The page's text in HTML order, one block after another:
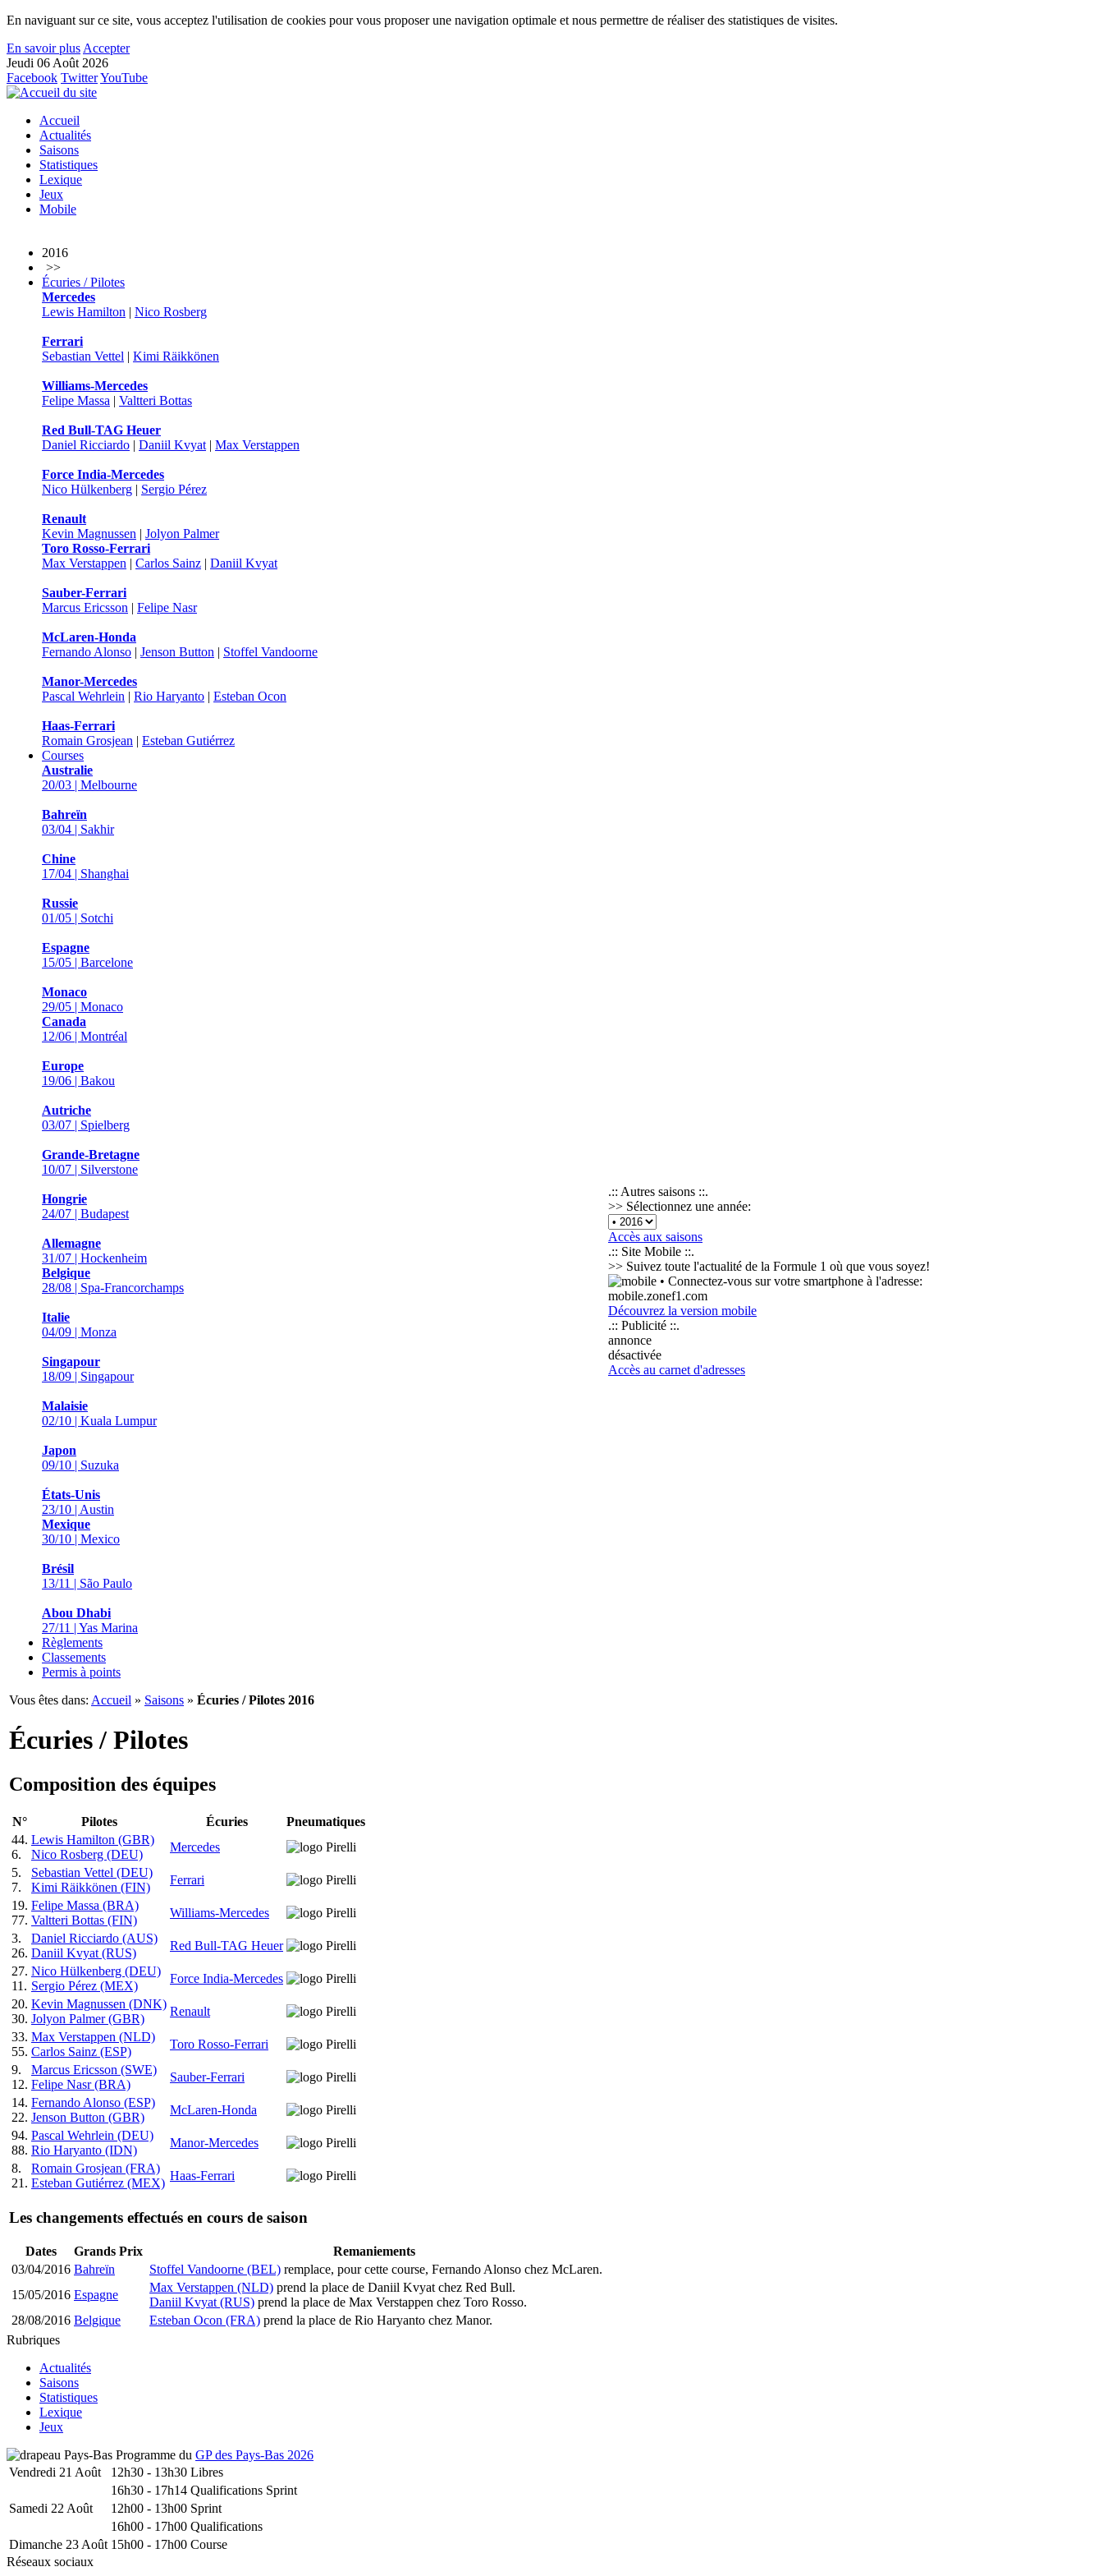
En naviguant sur ce site, vous acceptez l'utilisation de cookies pour vous proposer une navigation optimale et nous permettre de réaliser des statistiques de visites.
En savoir plus Accepter
Jeudi 06 Août 2026
Facebook TwitterYouTube
Accueil
Actualités
Saisons
Statistiques
Lexique
Jeux
Mobile
2016
>>
Écuries / Pilotes
Mercedes
Lewis Hamilton | Nico Rosberg
Ferrari
Sebastian Vettel | Kimi Räikkönen
Williams-Mercedes
Felipe Massa | Valtteri Bottas
Red Bull-TAG Heuer
Daniel Ricciardo | Daniil Kvyat | Max Verstappen
Force India-Mercedes
Nico Hülkenberg | Sergio Pérez
Renault
Kevin Magnussen | Jolyon Palmer
Toro Rosso-Ferrari
Max Verstappen | Carlos Sainz | Daniil Kvyat
Sauber-Ferrari
Marcus Ericsson | Felipe Nasr
McLaren-Honda
Fernando Alonso | Jenson Button | Stoffel Vandoorne
Manor-Mercedes
Pascal Wehrlein | Rio Haryanto | Esteban Ocon
Haas-Ferrari
Romain Grosjean | Esteban Gutiérrez
Courses
Australie
20/03 | Melbourne
Bahreïn
03/04 | Sakhir
Chine
17/04 | Shanghai
Russie
01/05 | Sotchi
Espagne
15/05 | Barcelone
Monaco
29/05 | Monaco
Canada
12/06 | Montréal
Europe
19/06 | Bakou
Autriche
03/07 | Spielberg
Grande-Bretagne
10/07 | Silverstone
Hongrie
24/07 | Budapest
Allemagne
31/07 | Hockenheim
Belgique
28/08 | Spa-Francorchamps
Italie
04/09 | Monza
Singapour
18/09 | Singapour
Malaisie
02/10 | Kuala Lumpur
Japon
09/10 | Suzuka
États-Unis
23/10 | Austin
Mexique
30/10 | Mexico
Brésil
13/11 | São Paulo
Abou Dhabi
27/11 | Yas Marina
Règlements
Classements
Permis à points
Vous êtes dans: Accueil » Saisons » Écuries / Pilotes 2016
Écuries / Pilotes
Composition des équipes
N° Pilotes Écuries
Pneumatiques
44.
6.
Lewis Hamilton (GBR)
Nico Rosberg (DEU)
Mercedes
5.
7.
Sebastian Vettel (DEU)
Kimi Räikkönen (FIN)
Ferrari
19.
77.
Felipe Massa (BRA)
Valtteri Bottas (FIN)
Williams-Mercedes
3.
26.
Daniel Ricciardo (AUS)
Daniil Kvyat (RUS)
Red Bull-TAG Heuer
27.
11.
Nico Hülkenberg (DEU)
Sergio Pérez (MEX)
Force India-Mercedes
20.
30.
Kevin Magnussen (DNK)
Jolyon Palmer (GBR)
Renault
33.
55.
Max Verstappen (NLD)
Carlos Sainz (ESP)
Toro Rosso-Ferrari
9.
12.
Marcus Ericsson (SWE)
Felipe Nasr (BRA)
Sauber-Ferrari
14.
22.
Fernando Alonso (ESP)
Jenson Button (GBR)
McLaren-Honda
94.
88.
Pascal Wehrlein (DEU)
Rio Haryanto (IDN)
Manor-Mercedes
8.
21.
Romain Grosjean (FRA)
Esteban Gutiérrez (MEX)
Haas-Ferrari
Les changements effectués en cours de saison
Dates Grands Prix
Remaniements
03/04/2016 Bahreïn Stoffel Vandoorne (BEL) remplace, pour cette course, Fernando Alonso chez McLaren.
15/05/2016 Espagne
Max Verstappen (NLD) prend la place de Daniil Kvyat chez Red Bull.
Daniil Kvyat (RUS) prend la place de Max Verstappen chez Toro Rosso.
28/08/2016 Belgique Esteban Ocon (FRA) prend la place de Rio Haryanto chez Manor.
.:: Autres saisons ::.
>> Sélectionnez une année:
Accès aux saisons
.:: Site Mobile ::.
>> Suivez toute l'actualité de la Formule 1 où que vous soyez!
• Connectez-vous sur votre smartphone à l'adresse:
mobile.zonef1.com
Découvrez la version mobile
.:: Publicité ::.
annonce
désactivée
Accès au carnet d'adresses
Rubriques
Actualités
Saisons
Statistiques
Lexique
Jeux
Programme du GP des Pays-Bas 2026
Vendredi 21 Août
12h30 - 13h30 Libres
16h30 - 17h14 Qualifications Sprint
Samedi 22 Août
12h00 - 13h00 Sprint
16h00 - 17h00 Qualifications
Dimanche 23 Août 15h00 - 17h00 Course
Réseaux sociaux